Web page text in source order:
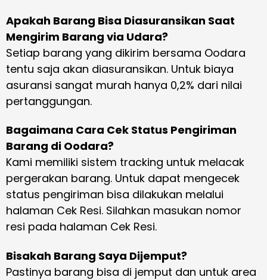
Apakah Barang Bisa Diasuransikan Saat
Mengirim Barang via Udara?
Setiap barang yang dikirim bersama Oodara
tentu saja akan diasuransikan. Untuk biaya
asuransi sangat murah hanya 0,2% dari nilai
pertanggungan.
Bagaimana Cara Cek Status Pengiriman
Barang di Oodara?
Kami memiliki sistem tracking untuk melacak
pergerakan barang. Untuk dapat mengecek
status pengiriman bisa dilakukan melalui
halaman Cek Resi. Silahkan masukan nomor
resi pada halaman Cek Resi.
Bisakah Barang Saya Dijemput?
Pastinya barang bisa di jemput dan untuk area